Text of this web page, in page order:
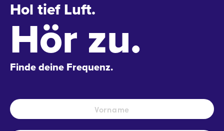
Hol tief Luft.
Hör zu.
Finde deine Frequenz.
Name *